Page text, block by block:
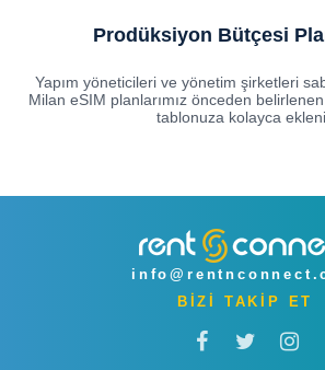
Prodüksiyon Bütçesi
Yapım yöneticileri ve yönetim şirketleri
Milan eSIM planlarımız önceden
tablonuza kolayca
BİZİ TAKİP ET